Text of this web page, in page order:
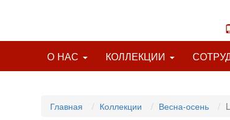
О НАС КОЛЛЕКЦИИ
Главная Коллекции Весна-осень